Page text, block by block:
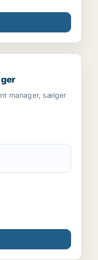
manager, sælger